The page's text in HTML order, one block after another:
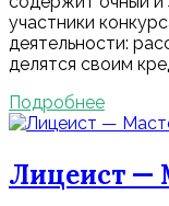
участники
деятельности:
делятся своим
Подробнее
Лицеист —